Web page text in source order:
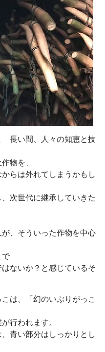
長い間、人々の知恵と技
物を、
らは外れてしまうかもし
次世代に継承していきた
、そういった作物を中心
で
ないか？と感じているそ
は、「幻のいぶりがっこ
行われます。
青い部分はしっかりとし